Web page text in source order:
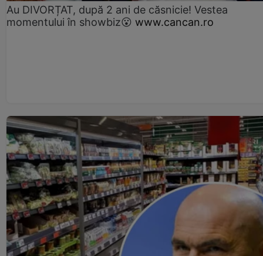
Au DIVORȚAT, după 2 ani de căsnicie! Vestea
momentului în showbiz😮 www.cancan.ro